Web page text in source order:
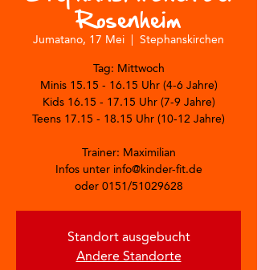
Rosenheim
Jumatano, 17 Mei Stephanskirchen
Tag: Mittwoch
Minis 15.15 - 16.15 Uhr (4-6 Jahre)
Kids 16.15 - 17.15 Uhr (7-9 Jahre)
Teens 17.15 - 18.15 Uhr (10-12 Jahre)
Trainer: Maximilian
Infos unter info@kinder-fit.de
oder 0151/51029628
Standort ausgebucht
Andere Standorte